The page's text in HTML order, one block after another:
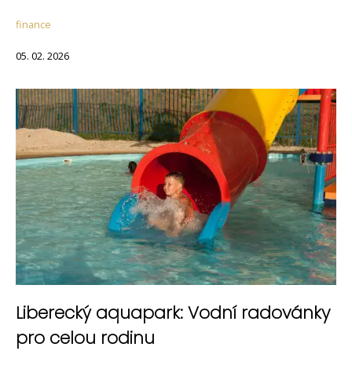
finance
05. 02. 2026
Liberecký aquapark: Vodní radovánky
pro celou rodinu